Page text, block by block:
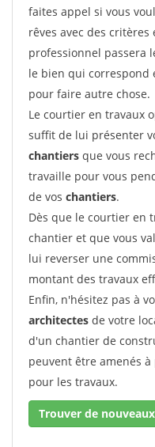
faites appel si vous
rêves avec des critères
professionnel passera
le bien qui correspond
pour faire autre chose.
Le courtier en travaux
suffit de lui présenter
chantiers que vous
travaille pour vous
de vos chantiers.
Dès que le courtier en
chantier et que vous
lui reverser une
montant des travaux
Enfin, n'hésitez pas à
architectes de votre
d'un chantier de
peuvent être amenés
pour les travaux.
Trouver de